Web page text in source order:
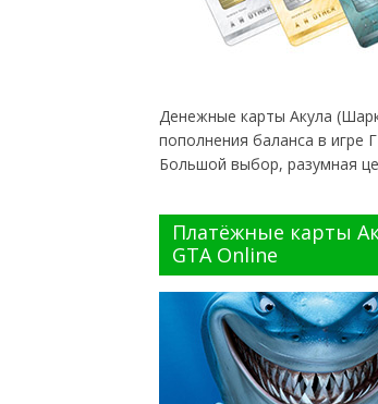
Денежные карты Акула
пополнения баланса в игре
Большой выбор, разумная
Платёжные карты
GTA Online